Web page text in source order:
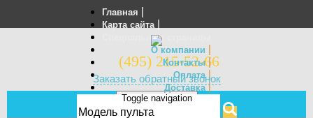
Главная
Карта сайта
Специальные страницы
О компании
Контакты |
Оплата |
Доставка |
Отзывы
(495) 215-52-66
Заказать обратный звонок
Toggle navigation
МЕНЮ